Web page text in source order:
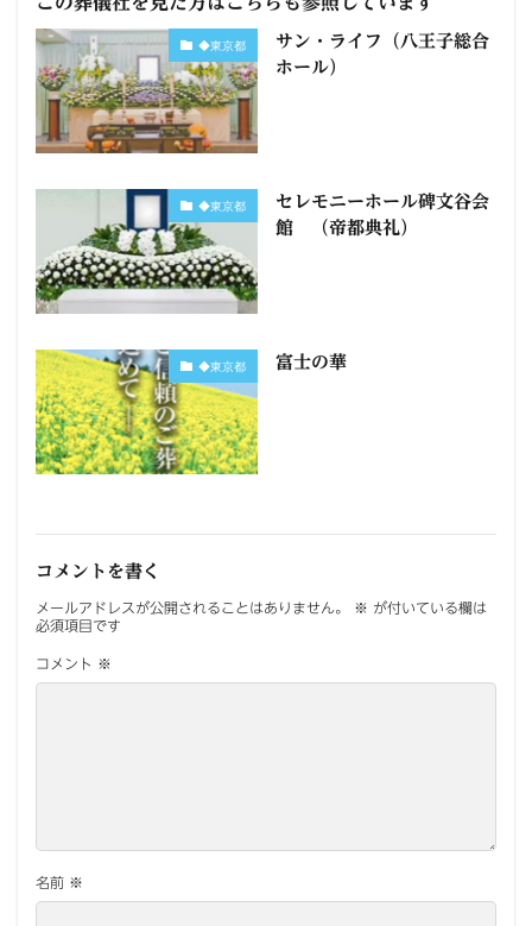
◆東京都
サン・ライフ（八王子総合
ホール）
◆東京都
セレモニーホール碑文谷会
館 （帝都典礼）
◆東京都 富士の華
コメントを書く
メールアドレスが公開されることはありません。 ※ が付いている欄は
必須項目です
コメント ※
名前 ※